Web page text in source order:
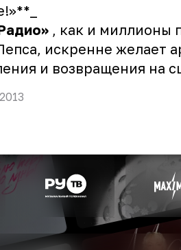
, как и миллионы
искренне желает
и возвращения на